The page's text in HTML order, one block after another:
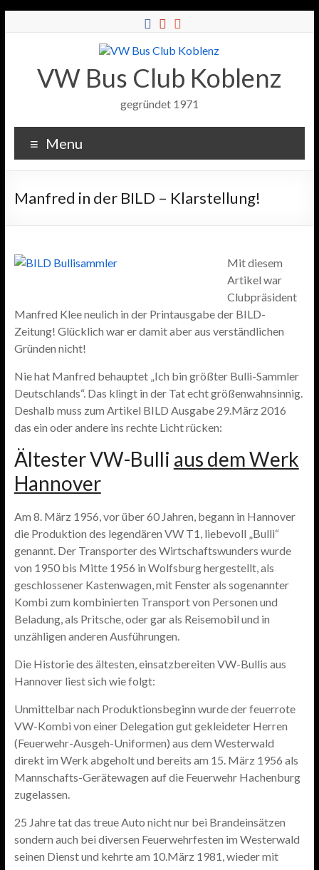
VW Bus Club Koblenz
gegründet 1971
Menu
Manfred in der BILD – Klarstellung!
Mit diesem
Artikel war
Clubpräsident
Manfred Klee neulich in der Printausgabe der BILD-
Zeitung! Glücklich war er damit aber aus verständlichen
Gründen nicht!
Nie hat Manfred behauptet „Ich bin größter Bulli-Sammler
Deutschlands“. Das klingt in der Tat echt größenwahnsinnig.
Deshalb muss zum Artikel BILD Ausgabe 29.März 2016
das ein oder andere ins rechte Licht rücken:
Ältester VW-Bulli aus dem Werk
Hannover
Am 8. März 1956, vor über 60 Jahren, begann in Hannover
die Produktion des legendären VW T1, liebevoll „Bulli“
genannt. Der Transporter des Wirtschaftswunders wurde
von 1950 bis Mitte 1956 in Wolfsburg hergestellt, als
geschlossener Kastenwagen, mit Fenster als sogenannter
Kombi zum kombinierten Transport von Personen und
Beladung, als Pritsche, oder gar als Reisemobil und in
unzähligen anderen Ausführungen.
Die Historie des ältesten, einsatzbereiten VW-Bullis aus
Hannover liest sich wie folgt:
Unmittelbar nach Produktionsbeginn wurde der feuerrote
VW-Kombi von einer Delegation gut gekleideter Herren
(Feuerwehr-Ausgeh-Uniformen) aus dem Westerwald
direkt im Werk abgeholt und bereits am 15. März 1956 als
Mannschafts-Gerätewagen auf die Feuerwehr Hachenburg
zugelassen.
25 Jahre tat das treue Auto nicht nur bei Brandeinsätzen
sondern auch bei diversen Feuerwehrfesten im Westerwald
seinen Dienst und kehrte am 10.März 1981, wieder mit